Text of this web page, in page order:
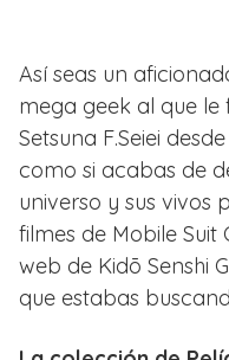
Así seas un
mega geek al que le
Setsuna F.Seiei
como si acabas de
universo y sus vivos
filmes de Mobile Suit
web de Kidō Senshi
que estabas